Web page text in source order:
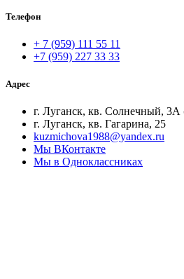
Телефон
+ 7 (959) 111 55 11
+7 (959) 227 33 33
Адрес
г. Луганск, кв. Солнечный,
г. Луганск, кв. Гагарина, 25
kuzmichova1988@yandex.ru
Мы ВКонтакте
Мы в Одноклассниках